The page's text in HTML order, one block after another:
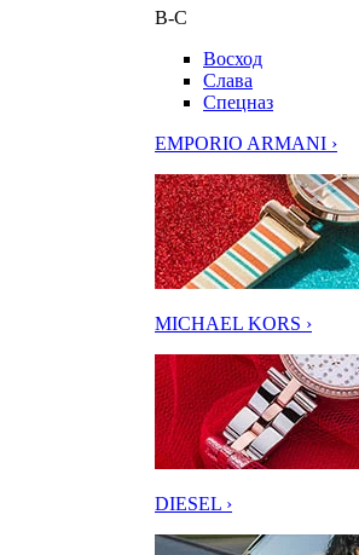
В-С
Восход
Слава
Спецназ
EMPORIO ARMANI ›
MICHAEL KORS ›
DIESEL ›